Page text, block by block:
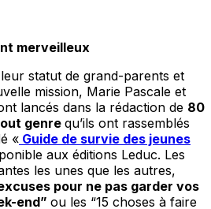
merveilleux
statut de grand-parents et
mission, Marie Pascale et
lancés dans la rédaction de 80
genre qu’ils ont rassemblés
« Guide de survie des jeunes
aux éditions Leduc. Les
les unes que les autres,
pour ne pas garder vos
end” ou les “15 choses à faire